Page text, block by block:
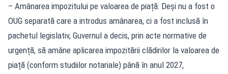
– Amânarea impozitului pe valoarea de piață: Deși nu a fost o
OUG separată care a introdus amânarea, ci a fost inclusă în
pachetul legislativ, Guvernul a decis, prin acte normative de
urgență, să amâne aplicarea impozitării clădirilor la valoarea de
piață (conform studiilor notariale) până în anul 2027,